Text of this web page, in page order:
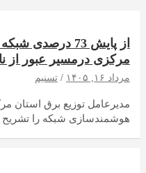
از پایش 73
مرکزی درمسیر عبور از
مرداد ۱۶, ۱۴۰۵ تسنیم
هوشمندسازی شبکه را تشریح